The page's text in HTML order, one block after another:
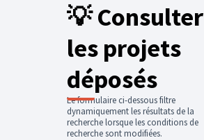
💡 Consulter
les projets
déposés
Le formulaire ci-dessous filtre
dynamiquement les résultats de la
recherche lorsque les conditions de
recherche sont modifiées.